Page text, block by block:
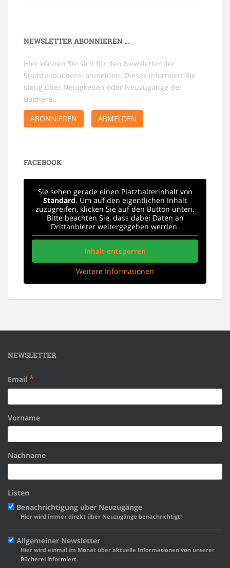
NEWSLETTER ABONNIEREN …
Hier können Sie sich für den Newsletter der
Stadtteilbücherei anmelden. Dieser informiert Sie
stetig über Neuigkeiten oder Neuzugänge der
Bücherei.
ABONNIEREN
ABMELDEN
FACEBOOK
Sie sehen gerade einen Platzhalterinhalt von
Standard. Um auf den eigentlichen Inhalt
zuzugreifen, klicken Sie auf den Button unten.
Bitte beachten Sie, dass dabei Daten an
Drittanbieter weitergegeben werden.
Inhalt entsperren
Weitere Informationen
NEWSLETTER
Email *
Vorname
Nachname
Listen
Benachrichtigung über Neuzugänge
Hier wird immer direkt über Neuzugänge benachrichtigt!
Allgemeiner Newsletter
Hier wird einmal im Monat über aktuelle Informationen von unserer
Bücherei informiert.